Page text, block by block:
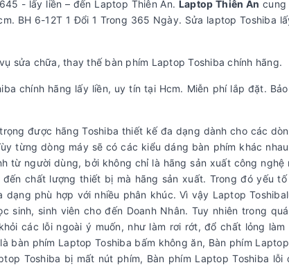
- lấy liền – đến Laptop Thiên Ân. Laptop Thiên Ân cung
BH 6-12T 1 Đổi 1 Trong 365 Ngày. Sửa laptop Toshiba
sửa chữa, thay thế bàn phím Laptop Toshiba chính hãng.
chính hãng lấy liền, uy tín tại Hcm. Miễn phí lắp đặt.
được hãng Toshiba thiết kế đa dạng dành cho các
từng dòng máy sẽ có các kiểu dáng bàn phím khác
từ người dùng, bởi không chỉ là hãng sản xuất công nghệ
chất lượng thiết bị mà hãng sản xuất. Trong đó yếu tố
phù hợp với nhiều phân khúc. Vì vậy Laptop
sinh, sinh viên cho đến Doanh Nhân. Tuy nhiên trong
các lỗi ngoài ý muốn, như làm rơi rớt, đổ chất lỏng làm
bàn phím Laptop Toshiba bấm không ăn, Bàn phím
Toshiba bị mất nút phím, Bàn phím Laptop Toshiba lỗi